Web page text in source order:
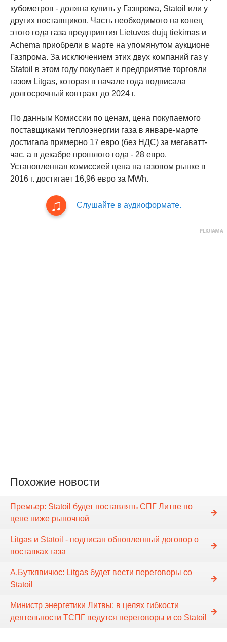
кубометров - должна купить у Газпрома, Statoil или у
других поставщиков. Часть необходимого на конец
этого года газа предприятия Lietuvos dujų tiekimas и
Achema приобрели в марте на упомянутом аукционе
Газпрома. За исключением этих двух компаний газ у
Statoil в этом году покупает и предприятие торговли
газом Litgas, которая в начале года подписала
долгосрочный контракт до 2024 г.
По данным Комиссии по ценам, цена покупаемого
поставщиками теплоэнергии газа в январе-марте
достигала примерно 17 евро (без НДС) за мегаватт-
час, а в декабре прошлого года - 28 евро.
Установленная комиссией цена на газовом рынке в
2016 г. достигает 16,96 евро за MWh.
Слушайте в аудиоформате.
Похожие новости
Премьер: Statoil будет поставлять СПГ Литве по
цене ниже рыночной
Litgas и Statoil - подписан обновленный договор о
поставках газа
А.Буткявичюс: Litgas будет вести переговоры со
Statoil
Министр энергетики Литвы: в целях гибкости
деятельности ТСПГ ведутся переговоры и со Statoil